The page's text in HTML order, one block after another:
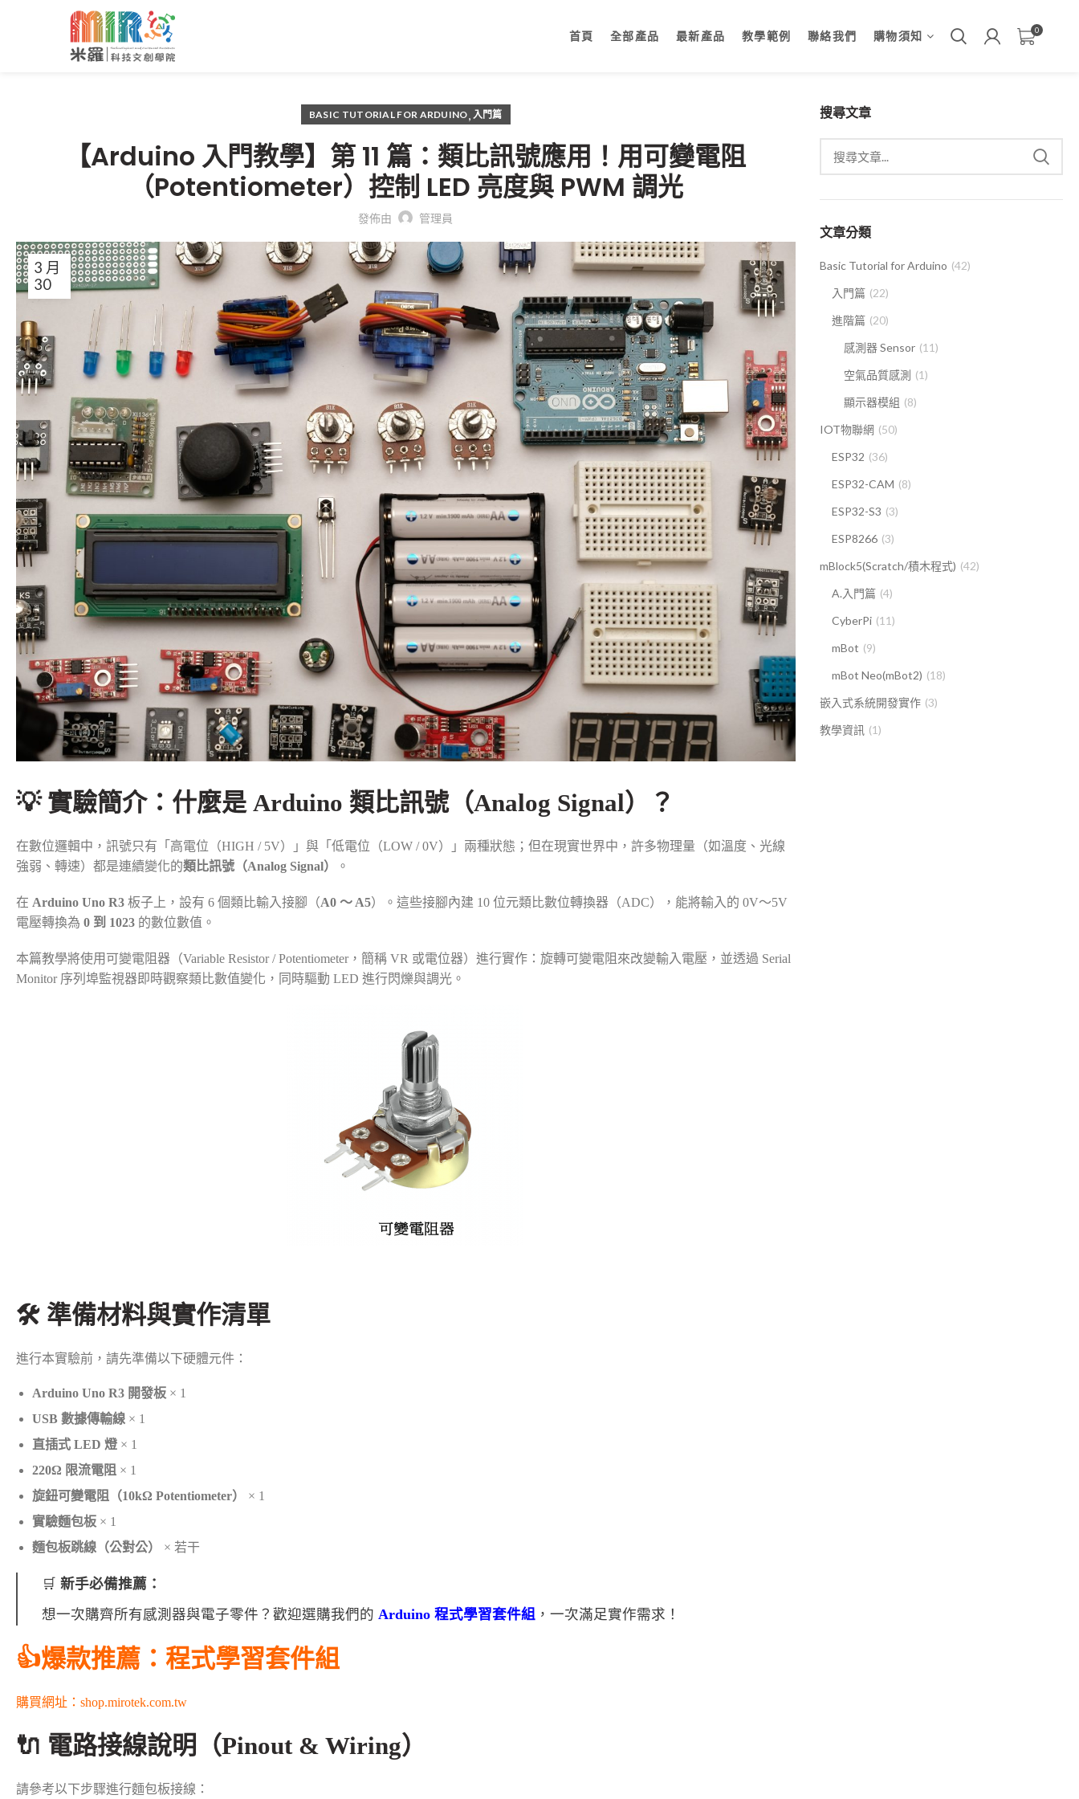
首頁 全部產品 最新產品 教學範例 聯絡我們 購物須知 0
BASIC TUTORIAL FOR ARDUINO, 入門篇
【Arduino 入門教學】第 11 篇：類比訊號應用！用可變電阻
（Potentiometer）控制 LED 亮度與 PWM 調光
發佈由 管理員
30
3 月
💡 實驗簡介：什麼是 Arduino 類比訊號（Analog Signal）？
在數位邏輯中，訊號只有「高電位（HIGH / 5V）」與「低電位（LOW / 0V）」兩種狀態；但在現實世界中，許多物理量（如溫度、光線
強弱、轉速）都是連續變化的類比訊號（Analog Signal） 。
在 Arduino Uno R3 板子上，設有 6 個類比輸入接腳（A0 ～ A5）。這些接腳內建 10 位元類比數位轉換器（ADC），能將輸入的 0V～5V
電壓轉換為 0 到 1023 的數位數值。
本篇教學將使用可變電阻器（Variable Resistor / Potentiometer，簡稱 VR 或電位器）進行實作：旋轉可變電阻來改變輸入電壓，並透過 Serial
Monitor 序列埠監視器即時觀察類比數值變化，同時驅動 LED 進行閃爍與調光。
🛠️ 準備材料與實作清單
進行本實驗前，請先準備以下硬體元件：
Arduino Uno R3 開發板 × 1
USB 數據傳輸線 × 1
直插式 LED 燈 × 1
220Ω 限流電阻 × 1
旋鈕可變電阻（10kΩ Potentiometer）
× 1
實驗麵包板 × 1
麵包板跳線（公對公）
× 若干
🛒 新手必備推薦：
想一次購齊所有感測器與電子零件？歡迎選購我們的 Arduino 程式學習套件組 ，一次滿足實作需求！
👍爆款推薦：程式學習套件組
購買網址：shop.mirotek.com.tw
🔌 電路接線說明（Pinout & Wiring）
請參考以下步驟進行麵包板接線：
搜尋文章
文章分類
Basic Tutorial for Arduino (42)
入門篇 (22)
進階篇 (20)
感測器 Sensor (11)
空氣品質感測 (1)
顯示器模組 (8)
IOT物聯網 (50)
ESP32 (36)
ESP32-CAM (8)
ESP32-S3 (3)
ESP8266 (3)
mBlock5(Scratch/積木程式) (42)
A.入門篇 (4)
CyberPi (11)
mBot (9)
mBot Neo(mBot2) (18)
嵌入式系統開發實作 (3)
教學資訊 (1)